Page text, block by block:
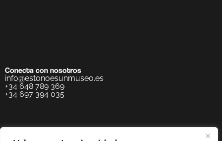
Conecta con nosotros
info@estonoesunmuseo.es
+34 648 789 369
+34 697 394 035